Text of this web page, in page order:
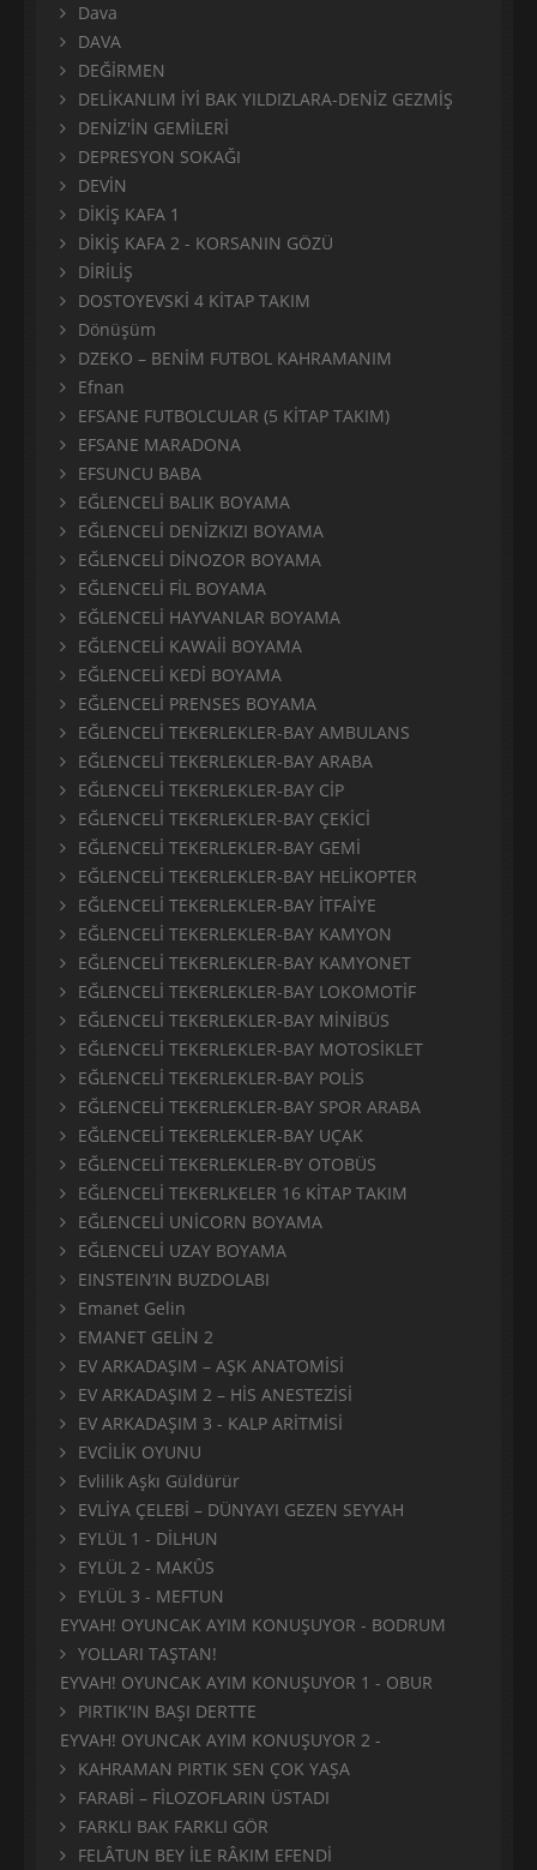
Dava
DAVA
DEĞİRMEN
DELİKANLIM İYİ BAK YILDIZLARA-DENİZ GEZMİŞ
DENİZ'İN GEMİLERİ
DEPRESYON SOKAĞI
DEVİN
DİKİŞ KAFA 1
DİKİŞ KAFA 2 - KORSANIN GÖZÜ
DİRİLİŞ
DOSTOYEVSKİ 4 KİTAP TAKIM
Dönüşüm
DZEKO – BENİM FUTBOL KAHRAMANIM
Efnan
EFSANE FUTBOLCULAR (5 KİTAP TAKIM)
EFSANE MARADONA
EFSUNCU BABA
EĞLENCELİ BALIK BOYAMA
EĞLENCELİ DENİZKIZI BOYAMA
EĞLENCELİ DİNOZOR BOYAMA
EĞLENCELİ FİL BOYAMA
EĞLENCELİ HAYVANLAR BOYAMA
EĞLENCELİ KAWAİİ BOYAMA
EĞLENCELİ KEDİ BOYAMA
EĞLENCELİ PRENSES BOYAMA
EĞLENCELİ TEKERLEKLER-BAY AMBULANS
EĞLENCELİ TEKERLEKLER-BAY ARABA
EĞLENCELİ TEKERLEKLER-BAY CİP
EĞLENCELİ TEKERLEKLER-BAY ÇEKİCİ
EĞLENCELİ TEKERLEKLER-BAY GEMİ
EĞLENCELİ TEKERLEKLER-BAY HELİKOPTER
EĞLENCELİ TEKERLEKLER-BAY İTFAİYE
EĞLENCELİ TEKERLEKLER-BAY KAMYON
EĞLENCELİ TEKERLEKLER-BAY KAMYONET
EĞLENCELİ TEKERLEKLER-BAY LOKOMOTİF
EĞLENCELİ TEKERLEKLER-BAY MİNİBÜS
EĞLENCELİ TEKERLEKLER-BAY MOTOSİKLET
EĞLENCELİ TEKERLEKLER-BAY POLİS
EĞLENCELİ TEKERLEKLER-BAY SPOR ARABA
EĞLENCELİ TEKERLEKLER-BAY UÇAK
EĞLENCELİ TEKERLEKLER-BY OTOBÜS
EĞLENCELİ TEKERLKELER 16 KİTAP TAKIM
EĞLENCELİ UNİCORN BOYAMA
EĞLENCELİ UZAY BOYAMA
EINSTEIN’IN BUZDOLABI
Emanet Gelin
EMANET GELİN 2
EV ARKADAŞIM – AŞK ANATOMİSİ
EV ARKADAŞIM 2 – HİS ANESTEZİSİ
EV ARKADAŞIM 3 - KALP ARİTMİSİ
EVCİLİK OYUNU
Evlilik Aşkı Güldürür
EVLİYA ÇELEBİ – DÜNYAYI GEZEN SEYYAH
EYLÜL 1 - DİLHUN
EYLÜL 2 - MAKÛS
EYLÜL 3 - MEFTUN
EYVAH! OYUNCAK AYIM KONUŞUYOR - BODRUM
YOLLARI TAŞTAN!
EYVAH! OYUNCAK AYIM KONUŞUYOR 1 - OBUR
PIRTIK'IN BAŞI DERTTE
EYVAH! OYUNCAK AYIM KONUŞUYOR 2 -
KAHRAMAN PIRTIK SEN ÇOK YAŞA
FARABİ – FİLOZOFLARIN ÜSTADI
FARKLI BAK FARKLI GÖR
FELÂTUN BEY İLE RÂKIM EFENDİ